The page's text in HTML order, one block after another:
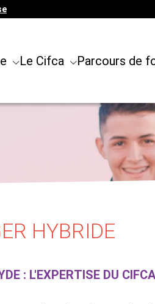
Le Cifca Parcours de
HYBRIDE
: L'EXPERTISE DU